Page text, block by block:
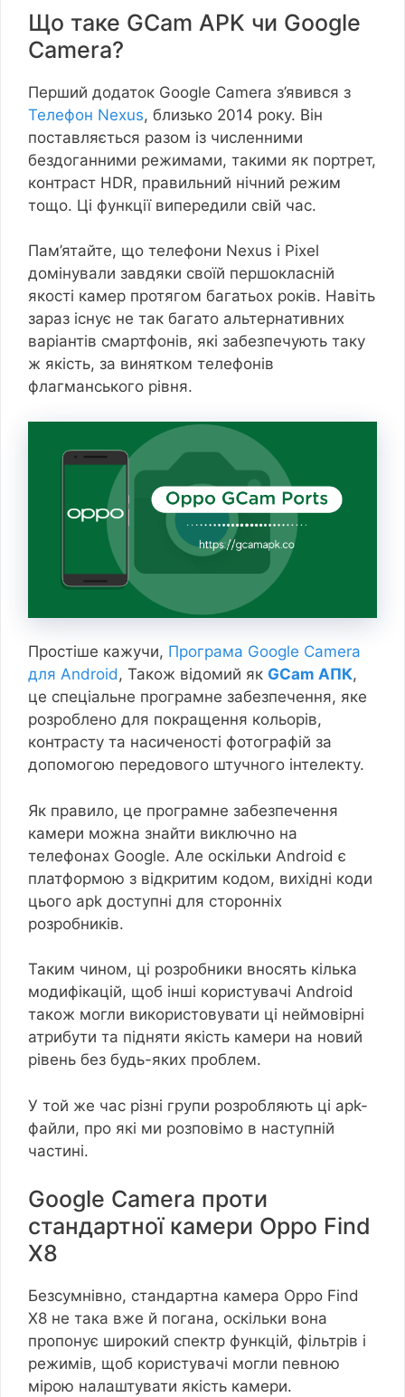
Що таке GCam APK чи Google
Camera?
Перший додаток Google Camera з’явився з
Телефон Nexus, близько 2014 року. Він
поставляється разом із численними
бездоганними режимами, такими як портрет,
контраст HDR, правильний нічний режим
тощо. Ці функції випередили свій час.
Пам’ятайте, що телефони Nexus і Pixel
домінували завдяки своїй першокласній
якості камер протягом багатьох років. Навіть
зараз існує не так багато альтернативних
варіантів смартфонів, які забезпечують таку
ж якість, за винятком телефонів
флагманського рівня.
Простіше кажучи, Програма Google Camera
для Android, Також відомий як GCam АПК,
це спеціальне програмне забезпечення, яке
розроблено для покращення кольорів,
контрасту та насиченості фотографій за
допомогою передового штучного інтелекту.
Як правило, це програмне забезпечення
камери можна знайти виключно на
телефонах Google. Але оскільки Android є
платформою з відкритим кодом, вихідні коди
цього apk доступні для сторонніх
розробників.
Таким чином, ці розробники вносять кілька
модифікацій, щоб інші користувачі Android
також могли використовувати ці неймовірні
атрибути та підняти якість камери на новий
рівень без будь-яких проблем.
У той же час різні групи розробляють ці apk-
файли, про які ми розповімо в наступній
частині.
Google Camera проти
стандартної камери Oppo Find
X8
Безсумнівно, стандартна камера Oppo Find
X8 не така вже й погана, оскільки вона
пропонує широкий спектр функцій, фільтрів і
режимів, щоб користувачі могли певною
мірою налаштувати якість камери.